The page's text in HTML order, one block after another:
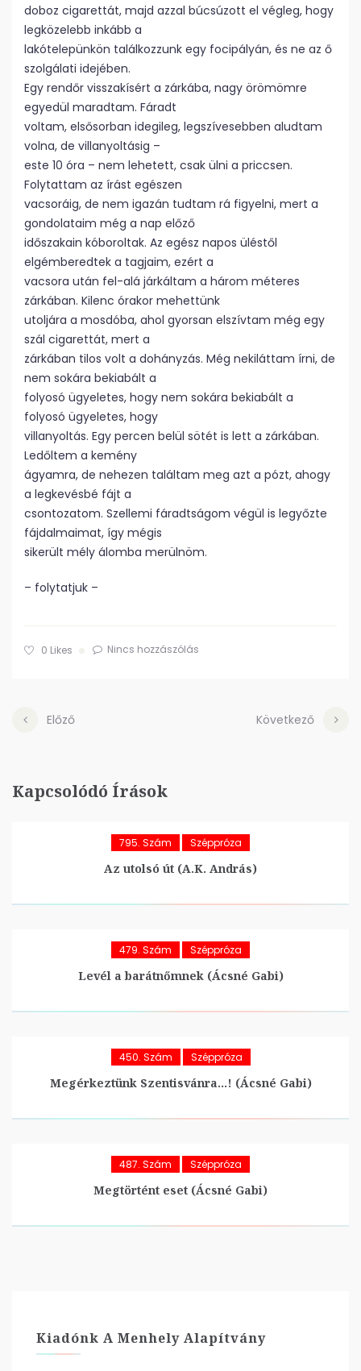
doboz cigarettát, majd azzal búcsúzott el végleg, hogy
legközelebb inkább a
lakótelepünkön találkozzunk egy focipályán, és ne az ő
szolgálati idejében.
Egy rendőr visszakísért a zárkába, nagy örömömre
egyedül maradtam. Fáradt
voltam, elsősorban idegileg, legszívesebben aludtam
volna, de villanyoltásig –
este 10 óra – nem lehetett, csak ülni a priccsen.
Folytattam az írást egészen
vacsoráig, de nem igazán tudtam rá figyelni, mert a
gondolataim még a nap előző
időszakain kóboroltak. Az egész napos üléstől
elgémberedtek a tagjaim, ezért a
vacsora után fel-alá járkáltam a három méteres
zárkában. Kilenc órakor mehettünk
utoljára a mosdóba, ahol gyorsan elszívtam még egy
szál cigarettát, mert a
zárkában tilos volt a dohányzás. Még nekiláttam írni, de
nem sokára bekiabált a
folyosó ügyeletes, hogy nem sokára bekiabált a
folyosó ügyeletes, hogy
villanyoltás. Egy percen belül sötét is lett a zárkában.
Ledőltem a kemény
ágyamra, de nehezen találtam meg azt a pózt, ahogy
a legkevésbé fájt a
csontozatom. Szellemi fáradtságom végül is legyőzte
fájdalmaimat, így mégis
sikerült mély álomba merülnöm.
– folytatjuk –
0 Likes Nincs hozzászólás
Előző Következő
Kapcsolódó Írások
795. Szám Széppróza
Az utolsó út (A.K. András)
479. Szám Széppróza
Levél a barátnőmnek (Ácsné Gabi)
450. Szám Széppróza
Megérkeztünk Szentisvánra…! (Ácsné Gabi)
487. Szám Széppróza
Megtörtént eset (Ácsné Gabi)
Kiadónk A Menhely Alapítvány